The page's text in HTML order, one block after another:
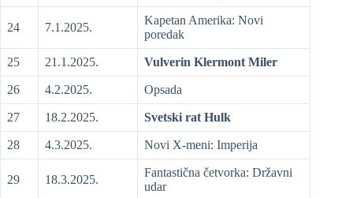
24 7.1.2025.
Kapetan Amerika: Novi
poredak
25 21.1.2025. Vulverin Klermont Miler
26 4.2.2025. Opsada
27 18.2.2025. Svetski rat Hulk
28 4.3.2025. Novi X-meni: Imperija
29 18.3.2025.
Fantastična četvorka: Državni
udar